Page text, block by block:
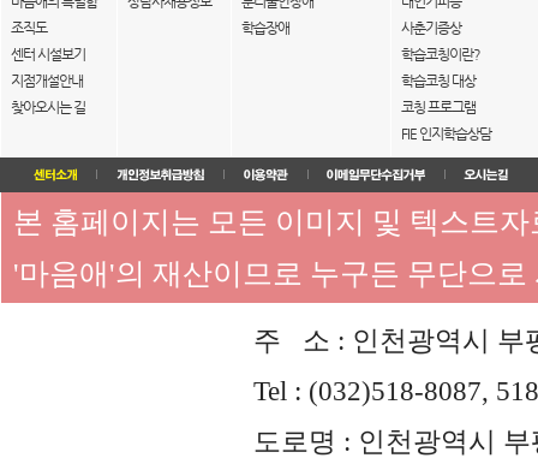
조직도
센터 시설보기
지점개설안내
찾아오시는 길
학습장애
사춘기증상
학습코칭이란?
학습코칭 대상
코칭 프로그램
FIE 인지학습상담
본 홈페이지는 모든 이미지 및 텍스트
'마음애'의 재산이므로 누구든 무단으
주 소 : 인천광역시 부
Tel : (032)518-8087,
도로명 : 인천광역시